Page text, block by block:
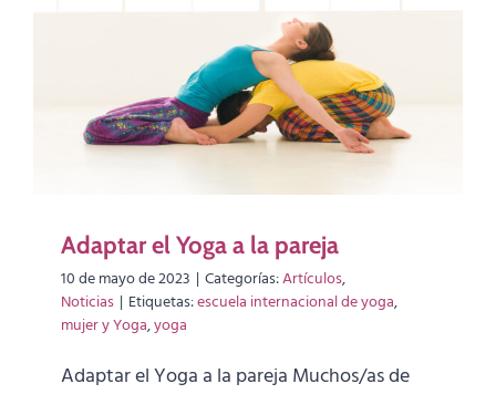
Adaptar el Yoga a la pareja
10 de mayo de 2023 | Categorías:Artículos,
Noticias | Etiquetas:escuela internacional de yoga,
mujer y Yoga,yoga
Adaptar el Yoga a la pareja Muchos/as de